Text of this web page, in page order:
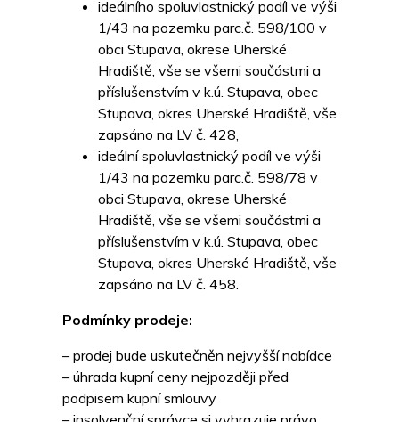
ideálního spoluvlastnický podíl ve výši
1/43 na pozemku parc.č. 598/100 v
obci Stupava, okrese Uherské
Hradiště, vše se všemi součástmi a
příslušenstvím v k.ú. Stupava, obec
Stupava, okres Uherské Hradiště, vše
zapsáno na LV č. 428,
ideální spoluvlastnický podíl ve výši
1/43 na pozemku parc.č. 598/78 v
obci Stupava, okrese Uherské
Hradiště, vše se všemi součástmi a
příslušenstvím v k.ú. Stupava, obec
Stupava, okres Uherské Hradiště, vše
zapsáno na LV č. 458.
Podmínky prodeje:
– prodej bude uskutečněn nejvyšší nabídce
– úhrada kupní ceny nejpozději před
podpisem kupní smlouvy